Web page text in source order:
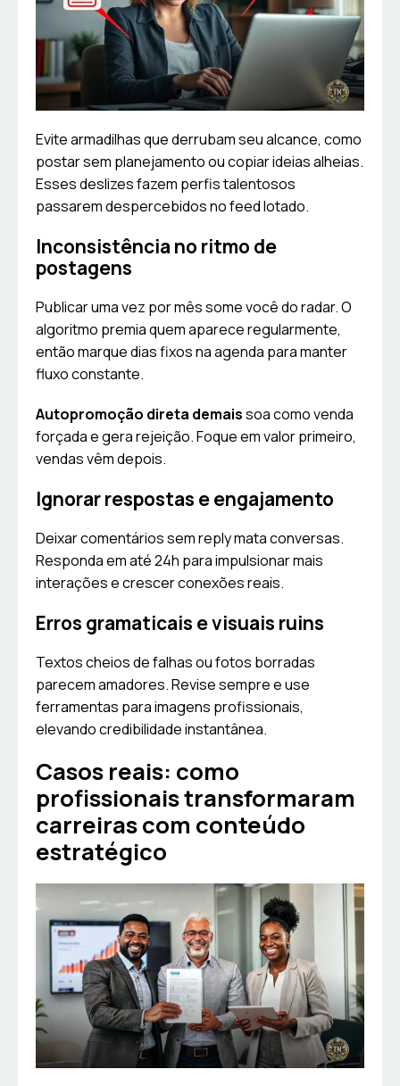
Evite armadilhas que derrubam seu alcance, como
postar sem planejamento ou copiar ideias alheias.
Esses deslizes fazem perfis talentosos
passarem despercebidos no feed lotado.
Inconsistência no ritmo de
postagens
Publicar uma vez por mês some você do radar. O
algoritmo premia quem aparece regularmente,
então marque dias fixos na agenda para manter
fluxo constante.
Autopromoção direta demaissoa como venda
forçada e gera rejeição. Foque em valor primeiro,
vendas vêm depois.
Ignorar respostas e engajamento
Deixar comentários sem reply mata conversas.
Responda em até 24h para impulsionar mais
interações e crescer conexões reais.
Erros gramaticais e visuais ruins
Textos cheios de falhas ou fotos borradas
parecem amadores. Revise sempre e use
ferramentas para imagens profissionais,
elevando credibilidade instantânea.
Casos reais: como
profissionais transformaram
carreiras com conteúdo
estratégico